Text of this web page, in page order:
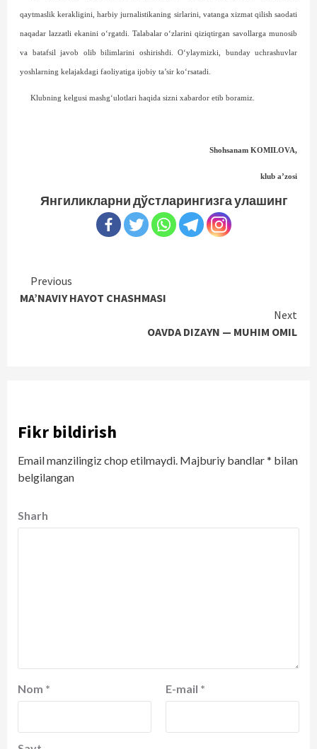
qaytmaslik kerakligini, harbiy jurnalistikaning sirlarini, vatanga xizmat qilish saodati
naqadar lazzatli ekanini o‘rgatdi. Talabalar o‘zlarini qiziqtirgan savollarga munosib
va batafsil javob olib bilimlarini oshirishdi. O‘ylaymizki, bunday uchrashuvlar
yoshlarning kelajakdagi faoliyatiga ijobiy ta’sir ko‘rsatadi.
Klubning kelgusi mashg‘ulotlari haqida sizni xabardor etib boramiz.
Shohsanam KOMILOVA,
klub a’zosi
Янгиликларни дўстларингизга улашинг
Continue
Reading
Previous
MA’NAVIY HAYOT CHASHMASI
Next
OAVDA DIZAYN — MUHIM OMIL
Fikr bildirish
Email manzilingiz chop etilmaydi. Majburiy bandlar* bilan
belgilangan
Sharh
Nom * E-mail *